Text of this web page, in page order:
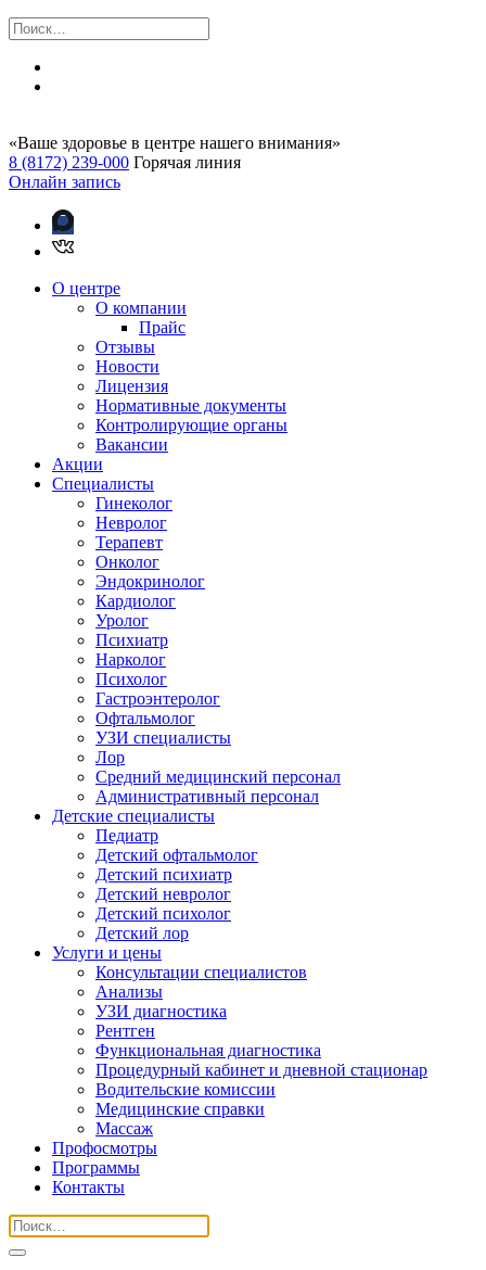
«Ваше здоровье в центре нашего внимания»
8 (8172) 239-000 Горячая линия
Онлайн запись
О центре
О компании
Прайс
Отзывы
Новости
Лицензия
Нормативные документы
Контролирующие органы
Вакансии
Акции
Специалисты
Гинеколог
Невролог
Терапевт
Онколог
Эндокринолог
Кардиолог
Уролог
Психиатр
Нарколог
Психолог
Гастроэнтеролог
Офтальмолог
УЗИ специалисты
Лор
Средний медицинский персонал
Административный персонал
Детские специалисты
Педиатр
Детский офтальмолог
Детский психиатр
Детский невролог
Детский психолог
Детский лор
Услуги и цены
Консультации специалистов
Анализы
УЗИ диагностика
Рентген
Функциональная диагностика
Процедурный кабинет и дневной стационар
Водительские комиссии
Медицинские справки
Массаж
Профосмотры
Программы
Контакты